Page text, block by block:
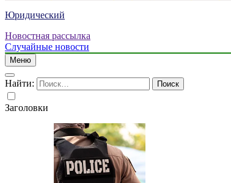
Юридический
Новостная рассылка
Случайные новости
Меню
Найти:
Заголовки